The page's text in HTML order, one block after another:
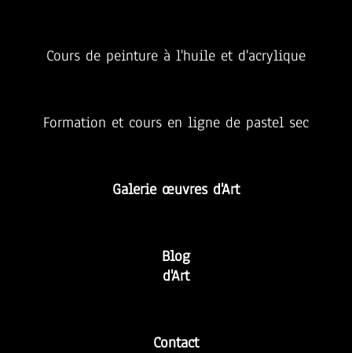
Cours de peinture à l'huile et d'acrylique
Formation et cours en ligne de pastel sec
Galerie œuvres d'Art
Blog
d'Art
Contact